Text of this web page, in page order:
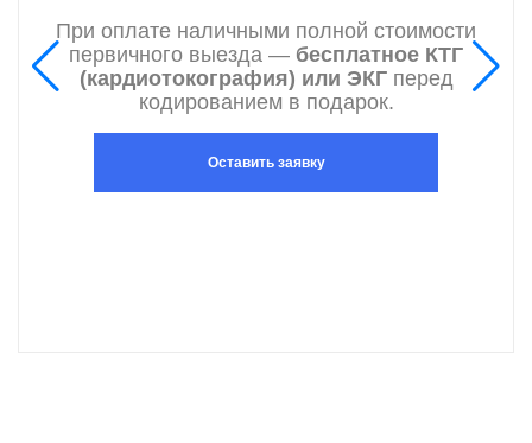
При оплате наличными полной стоимости
первичного выезда — бесплатное КТГ
(кардиотокография) или ЭКГперед
кодированием в подарок.
Оставить заявку